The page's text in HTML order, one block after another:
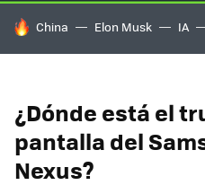
HOY SE HABLA DE
China Elon Musk IA
¿Dónde está el
pantalla del
Nexus?